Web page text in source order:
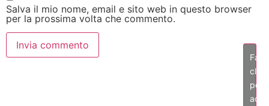
Salva il mio nome, email e sito web in questo browser
per la prossima volta che commento.
Fai
clic
per